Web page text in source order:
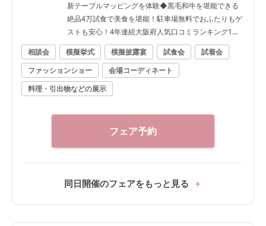
新テーブルマッピングを体験◆黒毛和牛を堪能できる
絶品4万試食で美食を堪能！駐車場無料でおふたりもゲ
ストも安心！4年連続大阪府人気口コミランキング1位
受賞！
相談会 模擬挙式 模擬披露宴 試食会
試着会
ファッションショー
会場コーディネート
料理・引出物などの展示
フェア予約
同日開催のフェアをもっと見る